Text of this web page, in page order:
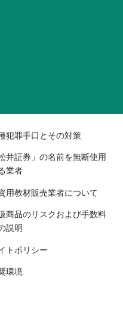
犯罪手口とその対策
松井証券」の名前を無断使用
業者
用教材販売業者について
商品のリスクおよび手数料
説明
トポリシー
環境